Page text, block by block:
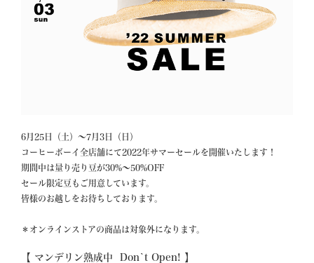
6月25日（土）〜7月3日（日）
コーヒーボーイ全店舗にて2022年サマーセールを開催いたします！
期間中は量り売り豆が30%〜50%OFF
セール限定豆もご用意しています。
皆様のお越しをお待ちしております。
＊オンラインストアの商品は対象外になります。
【 マンデリン熟成中  Don`t Open! 】